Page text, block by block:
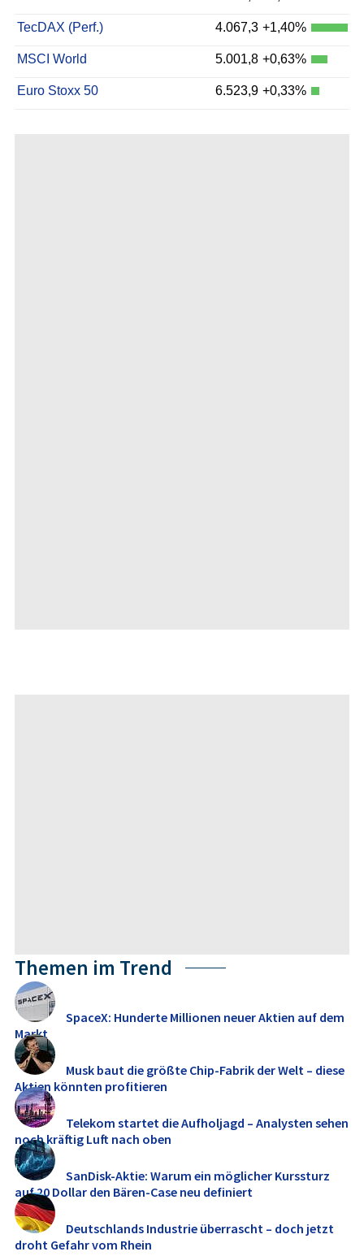
TecDAX (Perf.) 4.067,3 +1,40%
MSCI World 5.001,8 +0,63%
Euro Stoxx 50 6.523,9 +0,33%
Themen im Trend
SpaceX: Hunderte Millionen neuer Aktien auf dem
Markt
Musk baut die größte Chip-Fabrik der Welt – diese
Aktien könnten profitieren
Telekom startet die Aufholjagd – Analysten sehen
noch kräftig Luft nach oben
SanDisk-Aktie: Warum ein möglicher Kurssturz
auf 20 Dollar den Bären-Case neu definiert
Deutschlands Industrie überrascht – doch jetzt
droht Gefahr vom Rhein